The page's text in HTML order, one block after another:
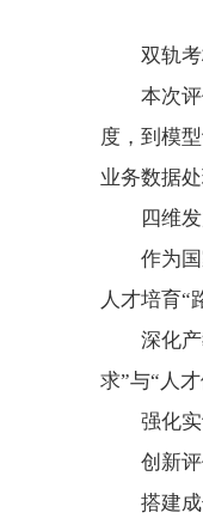
双轨
本次
度，到模
业务数据
四维
作为
人才培育“
深化
求”与“人
强化
创新
搭建